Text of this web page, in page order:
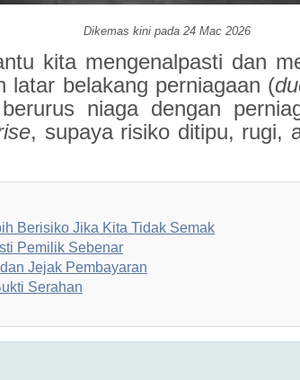
Dikemas kini pada 24 Mac 2026
kita mengenalpasti dan
latar belakang perniagaan (
niaga dengan
, supaya risiko ditipu, rugi,
Berisiko Jika Kita Tidak Semak
Pemilik Sebenar
Jejak Pembayaran
Serahan